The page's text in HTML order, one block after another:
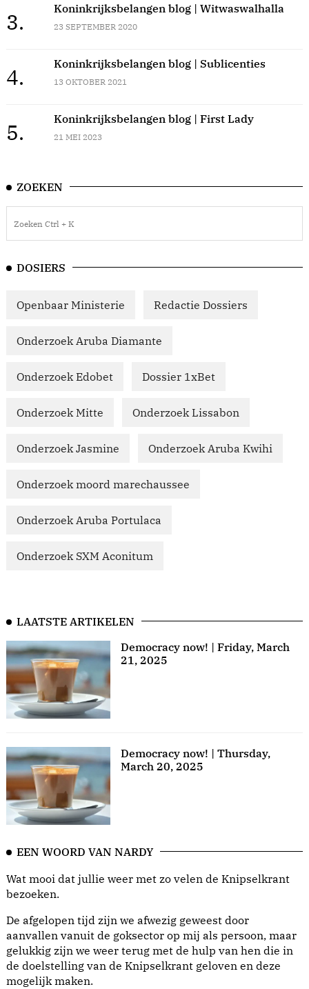
3.
Koninkrijksbelangen blog | Witwaswalhalla
23 SEPTEMBER 2020
4.
Koninkrijksbelangen blog | Sublicenties
13 OKTOBER 2021
5.
Koninkrijksbelangen blog | First Lady
21 MEI 2023
ZOEKEN
DOSIERS
Openbaar Ministerie Redactie Dossiers
Onderzoek Aruba Diamante
Onderzoek Edobet Dossier 1xBet
Onderzoek Mitte Onderzoek Lissabon
Onderzoek Jasmine Onderzoek Aruba Kwihi
Onderzoek moord marechaussee
Onderzoek Aruba Portulaca
Onderzoek SXM Aconitum
LAATSTE ARTIKELEN
Democracy now! | Friday, March
21, 2025
Democracy now! | Thursday,
March 20, 2025
EEN WOORD VAN NARDY
Wat mooi dat jullie weer met zo velen de Knipselkrant
bezoeken.
De afgelopen tijd zijn we afwezig geweest door
aanvallen vanuit de goksector op mij als persoon, maar
gelukkig zijn we weer terug met de hulp van hen die in
de doelstelling van de Knipselkrant geloven en deze
mogelijk maken.